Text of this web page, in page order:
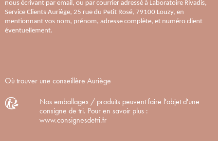
nous écrivant par email, ou par courrier adressé à Laboratoire Rivadis,
Service Clients Auriège, 25 rue du Petit Rosé, 79100 Louzy, en
mentionnant vos nom, prénom, adresse complète, et numéro client
éventuellement.
Où trouver une conseillère Auriège
Nos emballages / produits peuvent faire l'objet d'une
consigne de tri. Pour en savoir plus :
www.consignesdetri.fr